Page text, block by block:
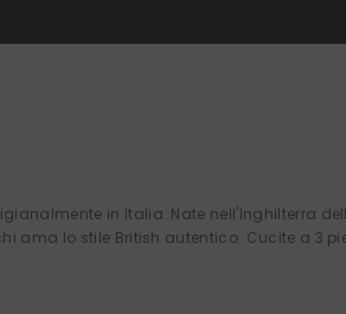
in Italia. Nate nell'Inghilterra
ama lo stile British autentico. Cucite a 3